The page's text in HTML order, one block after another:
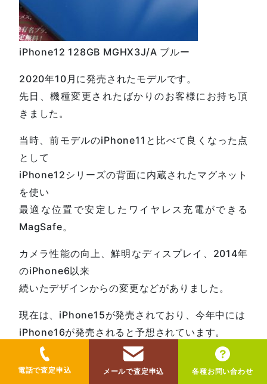
iPhone12 128GB MGHX3J/A ブルー
2020年10月に発売されたモデルです。
先日、機種変更されたばかりのお客様にお持ち頂
きました。
当時、前モデルのiPhone11と比べて良くなった点
として
iPhone12シリーズの背面に内蔵されたマグネット
を使い
最適な位置で安定したワイヤレス充電ができる
MagSafe。
カメラ性能の向上、鮮明なディスプレイ、2014年
のiPhone6以来
続いたデザインからの変更などがありました。
現在は、iPhone15が発売されており、今年中には
iPhone16が発売されると予想されています。
どのようなスペックで登場するのか、楽しみで
す。
電話で査定申込 メールで査定申込 各種お問い合わせ